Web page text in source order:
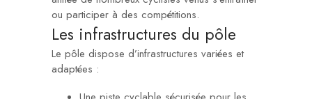
ou participer à des compétitions.
Les infrastructures du pôle
Le pôle dispose d’infrastructures variées et
adaptées :